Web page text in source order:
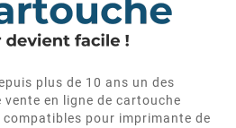
plus de 10 ans un des
vente en ligne de cartouche
pour imprimante de